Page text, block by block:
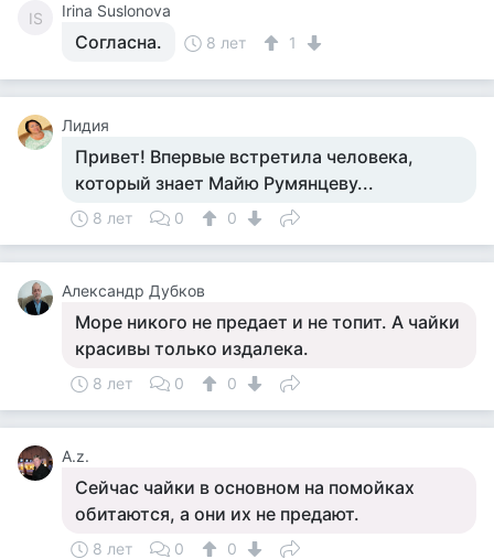
IS Irina Suslonova
Согласна. 8 лет 1
Лидия
Привет! Впервые встретила человека,
который знает Майю Румянцеву...
8 лет 0 0
Александр Дубков
Море никого не предает и не топит. А чайки
красивы только издалека.
8 лет 0 0
А.z.
Сейчас чайки в основном на помойках
обитаются, а они их не предают.
8 лет 0 0